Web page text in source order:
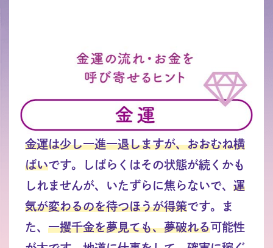
金運は少し一進一退しますが、おおむね横
ばいです。しばらくはその状態が続くかも
しれませんが、いたずらに焦らないで、 運
気が変わるのを待つほうが得策です。ま
た、 一攫千金を夢見ても、夢破れる可能性